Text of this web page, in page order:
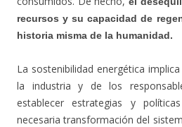
recursos y su capacidad de
historia misma de la humanidad.
La sostenibilidad energética
la industria y de los
establecer estrategias y
necesaria transformación del